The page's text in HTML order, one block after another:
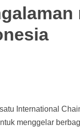
International
menggelar